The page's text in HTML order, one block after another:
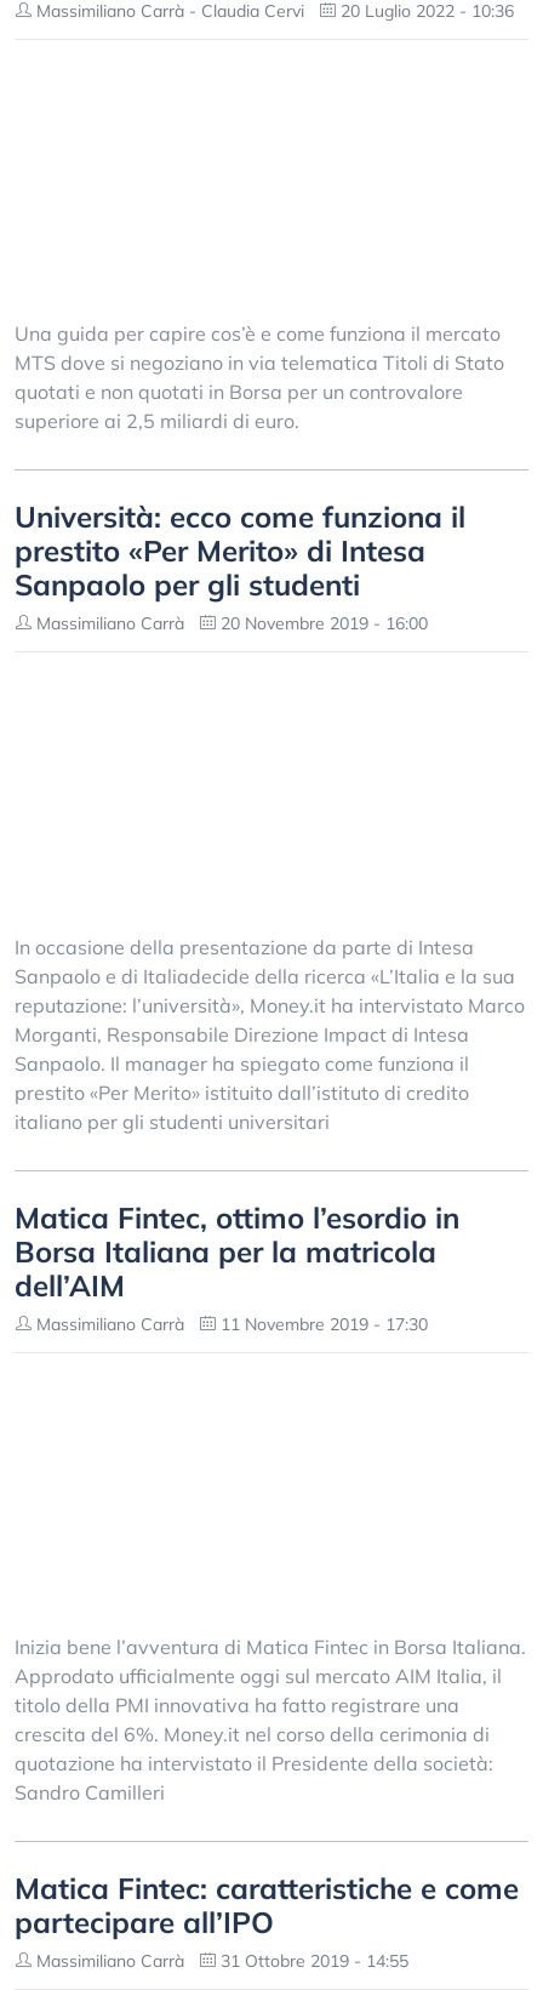
Massimiliano Carrà - Claudia Cervi 20 Luglio 2022 - 10:36
Una guida per capire cos’è e come funziona il mercato
MTS dove si negoziano in via telematica Titoli di Stato
quotati e non quotati in Borsa per un controvalore
superiore ai 2,5 miliardi di euro.
Università: ecco come funziona il
prestito «Per Merito» di Intesa
Sanpaolo per gli studenti
Massimiliano Carrà 20 Novembre 2019 - 16:00
In occasione della presentazione da parte di Intesa
Sanpaolo e di Italiadecide della ricerca «L’Italia e la sua
reputazione: l’università», Money.it ha intervistato Marco
Morganti, Responsabile Direzione Impact di Intesa
Sanpaolo. Il manager ha spiegato come funziona il
prestito «Per Merito» istituito dall’istituto di credito
italiano per gli studenti universitari
Matica Fintec, ottimo l’esordio in
Borsa Italiana per la matricola
dell’AIM
Massimiliano Carrà 11 Novembre 2019 - 17:30
Inizia bene l’avventura di Matica Fintec in Borsa Italiana.
Approdato ufficialmente oggi sul mercato AIM Italia, il
titolo della PMI innovativa ha fatto registrare una
crescita del 6%. Money.it nel corso della cerimonia di
quotazione ha intervistato il Presidente della società:
Sandro Camilleri
Matica Fintec: caratteristiche e come
partecipare all’IPO
Massimiliano Carrà 31 Ottobre 2019 - 14:55